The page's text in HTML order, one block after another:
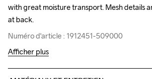
with great moisture transport. Mesh details
at back.
Numéro d'article : 1912451-509000
with great moisture transport. Mesh details
at back.
Numéro d'article : 1912451-509000
Afficher plus